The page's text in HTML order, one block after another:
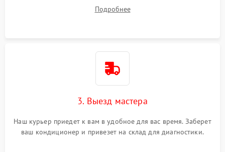
Подробнее
3. Выезд мастера
Наш курьер приедет к вам в удобное для вас время. Заберет
ваш кондиционер и привезет на склад для диагностики.